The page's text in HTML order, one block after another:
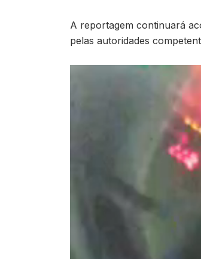
A reportagem continuará
pelas autoridades